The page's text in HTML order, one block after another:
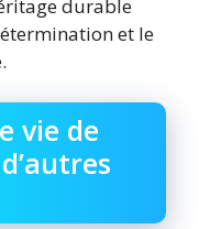
durable
et le
vie de